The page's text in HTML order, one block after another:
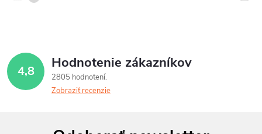
4,8 Hodnotenie zákazníkov
2805 hodnotení
Zobraziť recenzie